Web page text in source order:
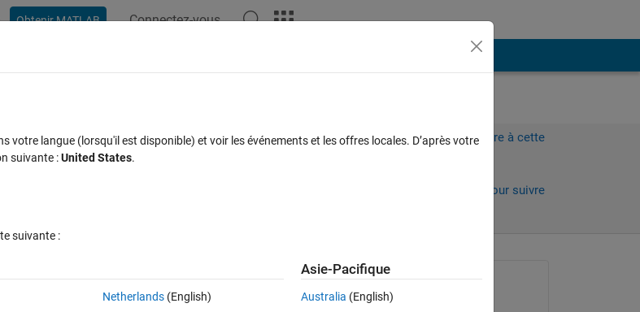
Obtenir MATLAB Connectez-vous
Connectez-vous pour répondre à cette
Connectez-vous pour suivre
langue (lorsqu'il est disponible) et voir les événements et les offres locales. D’après votre
suivante :United States.
suivante :
Netherlands(English)
Asie-Pacifique
Australia (English)